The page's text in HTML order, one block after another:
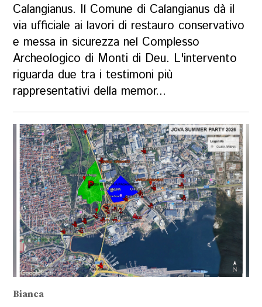
Calangianus. Il Comune di Calangianus dà il
via ufficiale ai lavori di restauro conservativo
e messa in sicurezza nel Complesso
Archeologico di Monti di Deu. L'intervento
riguarda due tra i testimoni più
rappresentativi della memor...
Bianca